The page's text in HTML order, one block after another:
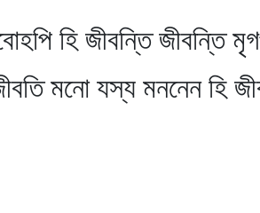
হি জীবন্তি জীবন্তি
মনো যস্য মননেন হি